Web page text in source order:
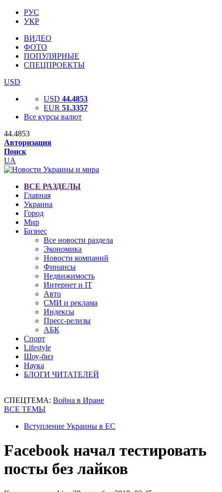
РУС
УКР
ВИДЕО
ФОТО
ПОПУЛЯРНЫЕ
СПЕЦПРОЕКТЫ
USD
USD 44.4853
EUR 51.3357
Все курсы валют
44.4853
Авторизация
Поиск
UA
ВСЕ РАЗДЕЛЫ
Главная
Украина
Город
Мир
Бизнес
Все новости раздела
Экономика
Новости компаний
Финансы
Недвижимость
Интернет и IT
Авто
СМИ и реклама
Индексы
Пресс-релизы
АБК
Спорт
Lifestyle
Шоу-биз
Наука
БЛОГИ ЧИТАТЕЛЕЙ
СПЕЦТЕМА: Война в Иране
ВСЕ ТЕМЫ
Вступление Украины в ЕС
Facebook начал тестировать
посты без лайков